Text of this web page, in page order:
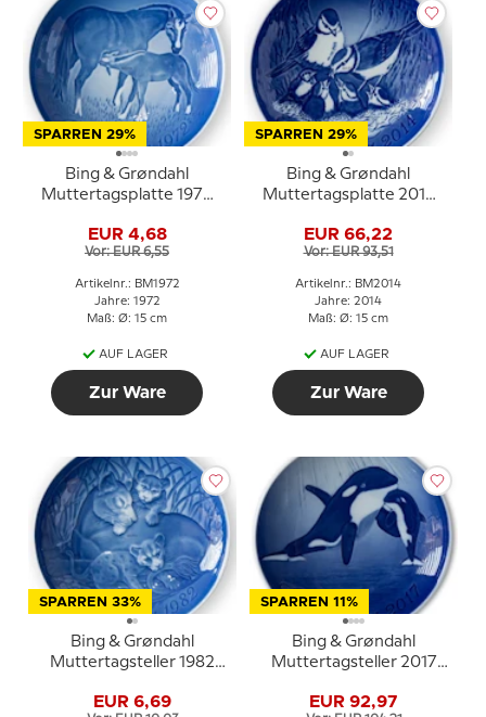
SPARREN 29%
Bing & Grøndahl
Muttertagsplatte 1972
EUR 4,68
Vor: EUR 6,55
Artikelnr.: BM1972
Jahre: 1972
Maß: Ø: 15 cm
AUF LAGER
Zur Ware
SPARREN 29%
Bing & Grøndahl
Muttertagsplatte 2014
EUR 66,22
Vor: EUR 93,51
Artikelnr.: BM2014
Jahre: 2014
Maß: Ø: 15 cm
AUF LAGER
Zur Ware
SPARREN 33%
Bing & Grøndahl
Muttertagsteller 1982
EUR 6,69
SPARREN 11%
Bing & Grøndahl
Muttertagsteller 2017
EUR 92,97